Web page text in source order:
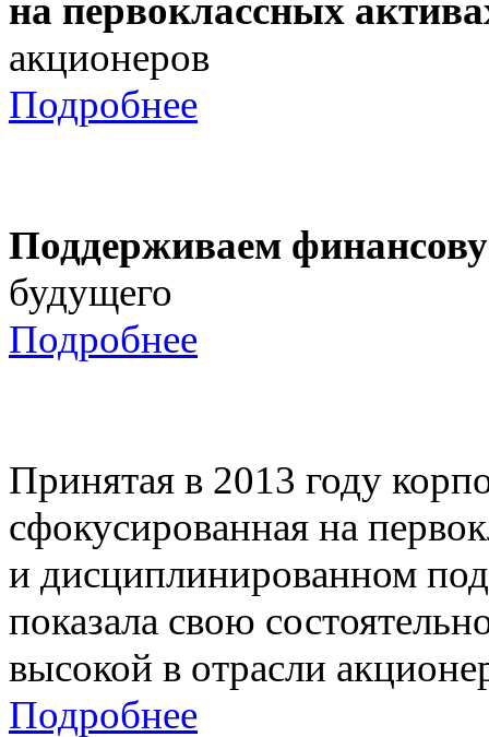
на первоклассных
акционеров
Подробнее
Поддерживаем
будущего
Подробнее
Принятая в 2013 году
сфокусированная на
и дисциплинированном
показала свою
высокой в отрасли
Подробнее